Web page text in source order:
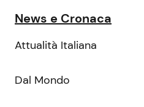
News e Cronaca
Attualità Italiana
Dal Mondo